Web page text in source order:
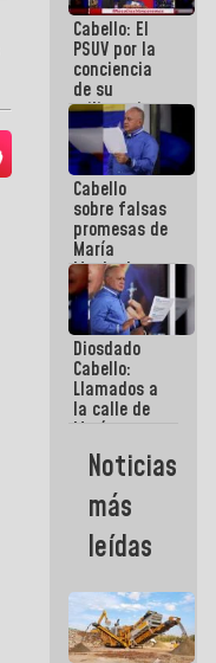
¡Créanle!
Cabello: El
PSUV por la
conciencia
de su
militancia
es la
organización
política más
sólida de
Venezuela
Cabello
sobre falsas
promesas de
María
Machado:
¿Quién le
puede creer?
¿Y la gente
que ella iba
a salvar en
La Guaira?
Diosdado
Cabello:
Llamados a
la calle de
María
Machado se
estrellaron
de frente
contra el
Pueblo
Noticias
más
leídas